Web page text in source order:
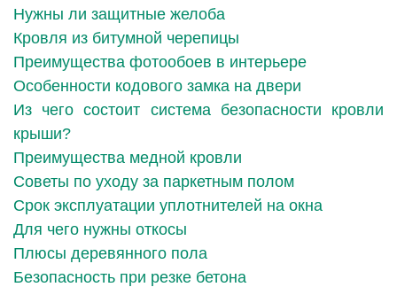
Нужны ли защитные желоба
Кровля из битумной черепицы
Преимущества фотообоев в интерьере
Особенности кодового замка на двери
Из чего состоит система безопасности кровли
крыши?
Преимущества медной кровли
Советы по уходу за паркетным полом
Срок эксплуатации уплотнителей на окна
Для чего нужны откосы
Плюсы деревянного пола
Безопасность при резке бетона